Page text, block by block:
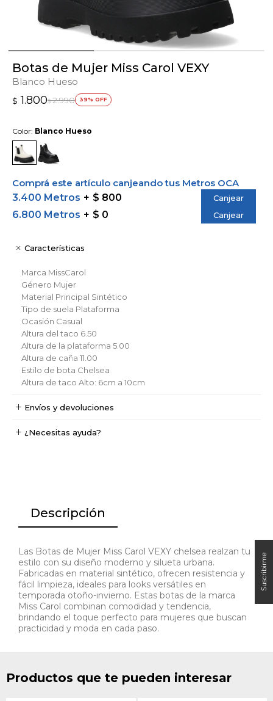
Botas de Mujer Miss Carol VEXY
Blanco Hueso
$ 1.800$ 2.990 39
Color: Blanco Hueso
Comprá este artículo canjeando tus Metros OCA
3.400 Metros
$ 800 Canjear
6.800 Metros $ 0 Canjear
Características
Marca MissCarol
Género Mujer
Material Principal Sintético
Tipo de suela Plataforma
Ocasión Casual
Altura del taco 6.50
Altura de la plataforma 5.00
Altura de caña 11.00
Estilo de bota Chelsea
Altura de taco Alto: 6cm a 10cm
Envíos y devoluciones
¿Necesitas ayuda?
Descripción
Las Botas de Mujer Miss Carol VEXY chelsea realzan tu
estilo con su diseño moderno y silueta urbana.
Fabricadas en material sintético, ofrecen resistencia y
fácil limpieza, ideales para looks versátiles en
temporada otoño-invierno. Estas botas de la marca
Miss Carol combinan comodidad y tendencia,
brindando el toque perfecto para mujeres que buscan
practicidad y moda en cada paso.
Productos que te pueden interesar